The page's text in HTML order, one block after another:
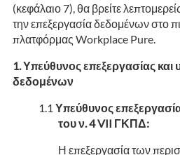
(κεφάλαιο 7), θα βρείτε
την επεξεργασία δεδομένων στο
πλατφόρμας Workplace Pure.
Υπεύθυνος επεξεργασίας
δεδομένων
Υπεύθυνος
του ν. 4 VII ΓΚΠΔ:
Η επεξεργασία των